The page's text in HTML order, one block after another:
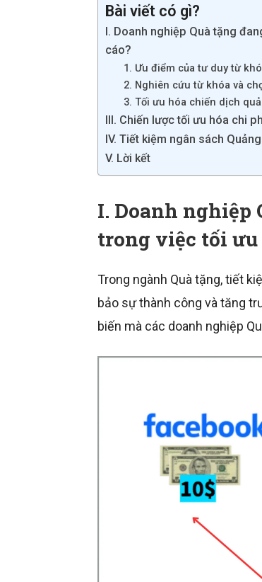
Bài viết có gì?
I. Doanh nghiệp Quà tặng
cáo?
1. Ưu điểm của tư duy từ
2. Nghiên cứu từ khóa và
3. Tối ưu hóa chiến dịch
III. Chiến lược tối ưu hóa chi
IV. Tiết kiệm ngân sách
V. Lời kết
I. Doanh nghiệp
trong việc tối ưu
Trong ngành Quà tặng, tiết
bảo sự thành công và tăng
biến mà các doanh nghiệp